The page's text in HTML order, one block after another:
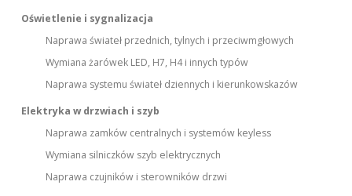
Oświetlenie i sygnalizacja
Naprawa świateł przednich, tylnych i przeciwmgłowych
Wymiana żarówek LED, H7, H4 i innych typów
Naprawa systemu świateł dziennych i kierunkowskazów
Elektryka w drzwiach i szyb
Naprawa zamków centralnych i systemów keyless
Wymiana silniczków szyb elektrycznych
Naprawa czujników i sterowników drzwi